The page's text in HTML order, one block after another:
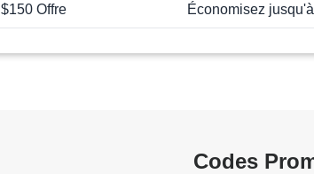
$150 Offre Économisez
Codes